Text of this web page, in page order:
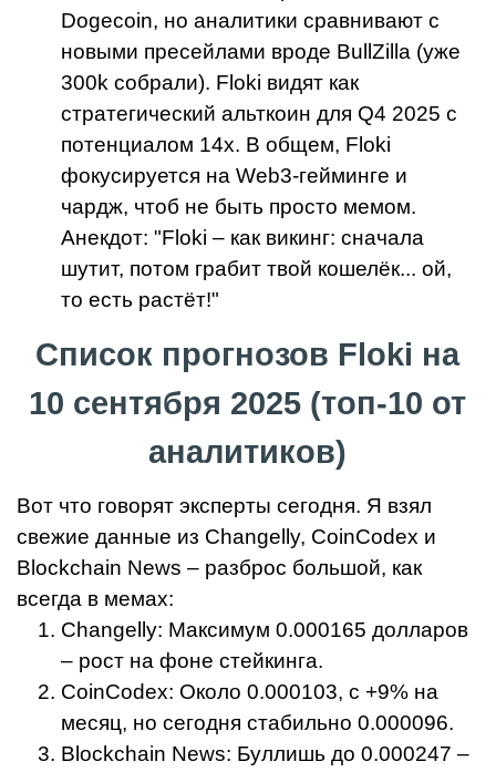
Dogecoin, но аналитики сравнивают с
новыми пресейлами вроде BullZilla (уже
300k собрали). Floki видят как
стратегический альткоин для Q4 2025 с
потенциалом 14x. В общем, Floki
фокусируется на Web3-гейминге и
чардж, чтоб не быть просто мемом.
Анекдот: "Floki – как викинг: сначала
шутит, потом грабит твой кошелёк... ой,
то есть растёт!"
Список прогнозов Floki на
10 сентября 2025 (топ-10 от
аналитиков)
Вот что говорят эксперты сегодня. Я взял
свежие данные из Changelly, CoinCodex и
Blockchain News – разброс большой, как
всегда в мемах:
Changelly: Максимум 0.000165 долларов
– рост на фоне стейкинга.
CoinCodex: Около 0.000103, с +9% на
месяц, но сегодня стабильно 0.000096.
Blockchain News: Буллишь до 0.000247 –